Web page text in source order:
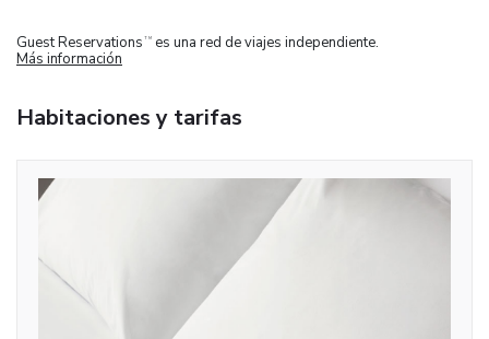
Guest Reservations TM
es una red de viajes independiente.
Más información
Habitaciones y tarifas